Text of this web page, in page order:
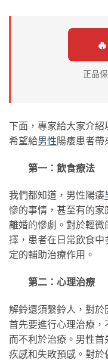
正品
下面，專家給大家介紹
希望給男性陽痿患者帶
第一：飲食療法
我們都知道，男性陽痿
慘的事情，甚至有的
離婚的慘劇。對於輕
擇，患者在日常飲食
定的輔助治療作用。
第二：心理治療
解鈴還須繫鈴人，對於
首先要進行心理治療
而不利於治療。男性
疚感和失敗預感。對